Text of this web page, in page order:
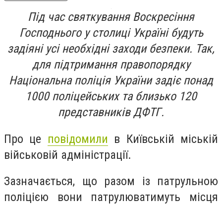
Під час святкування Воскресіння
Господнього у столиці Україні будуть
задіяні усі необхідні заходи безпеки. Так,
для підтримання правопорядку
Національна поліція України задіє понад
1000 поліцейських та близько 120
представників ДФТГ.
Про це повідомили в Київській міській
військовій адміністрації.
Зазначається, що разом із патрульною
поліцією вони патрулюватимуть місця